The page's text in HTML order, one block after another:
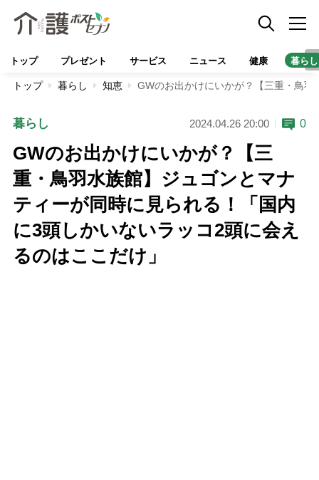
トップ プレゼント サービス ニュース 健康 暮らし
トップ 暮らし 知恵 GWのお出かけにいかが？【三重・鳥
暮らし 2024.04.26 20:00 0
GWのお出かけにいかが？【三
重・鳥羽水族館】ジュゴンとマナ
ティーが同時に見られる！「国内
に3頭しかいないラッコ2頭に会え
るのはここだけ」